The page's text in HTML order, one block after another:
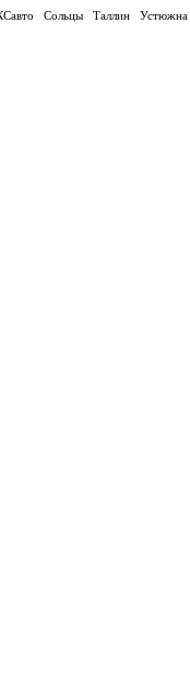
Сольцы Таллин Устюжна